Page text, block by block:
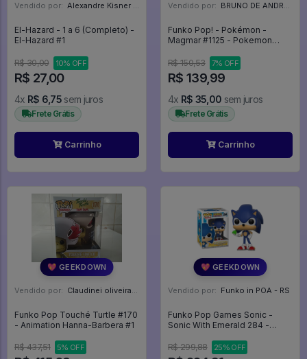
Vendido por: Alexandre Kisner - PR
El-Hazard - 1 a 6 (Completo) -
El-Hazard #1
R$ 30,00 10% OFF
R$ 27,00
4x R$ 6,75 sem juros
Frete Grátis
Carrinho
Vendido por: BRUNO DE ANDRADE CLEMENTE - SC
Funko Pop! - Pokémon -
Magmar #1125 - Pokemon
R$ 150,53
7% OFF
R$ 139,99
4x R$ 35,00 sem juros
Frete Grátis
Carrinho
💖 GEEKDOWN
Vendido por: Claudinei oliveira - SP
Funko Pop Touché Turtle #170
- Animation Hanna-Barbera #1
R$ 437,51 5% OFF
💖 GEEKDOWN
Vendido por: Funko in POA - RS
Funko Pop Games Sonic -
Sonic With Emerald 284 -
R$ 299,88
25% OFF